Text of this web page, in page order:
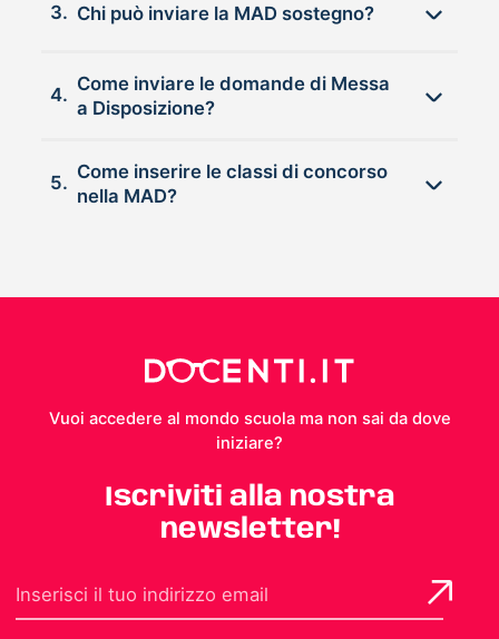
3. Chi può inviare la MAD sostegno?
4.
Come inviare le domande di Messa
a Disposizione?
5.
Come inserire le classi di concorso
nella MAD?
Vuoi accedere al mondo scuola ma non sai da dove
iniziare?
Iscriviti alla nostra
newsletter!